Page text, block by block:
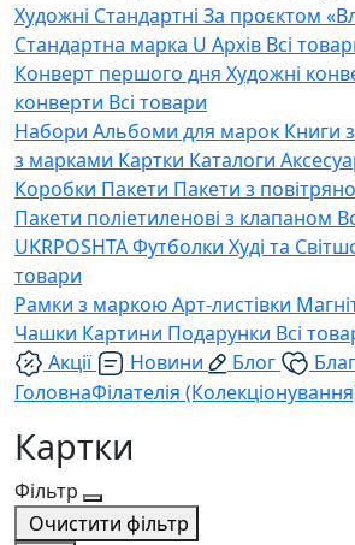
Художні Стандартні За проєктом
Стандартна марка U Архів Всі
Конверт першого дня Художні
конверти Всі товари
Набори Альбоми для марок Книги
з марками Картки Каталоги
Коробки Пакети Пакети з
Пакети поліетиленові з клапаном
UKRPOSHTAФутболки Худі та
товари
Рамки з маркоюАрт-листівки
Чашки Картини Подарунки Всі
Акції
Новини Блог
ГоловнаФілателія
Картки
Фільтр
Очистити фільтр